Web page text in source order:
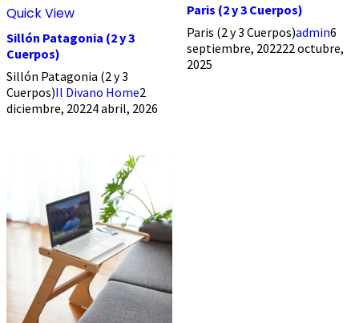
Quick View
Sillón Patagonia (2 y 3
Cuerpos)
Sillón Patagonia (2 y 3
Cuerpos)Il Divano Home2
diciembre, 20224 abril, 2026
Paris (2 y 3 Cuerpos)
Paris (2 y 3 Cuerpos)admin6
septiembre, 202222 octubre,
2025